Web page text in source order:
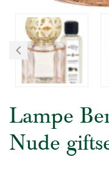
Lampe
Nude